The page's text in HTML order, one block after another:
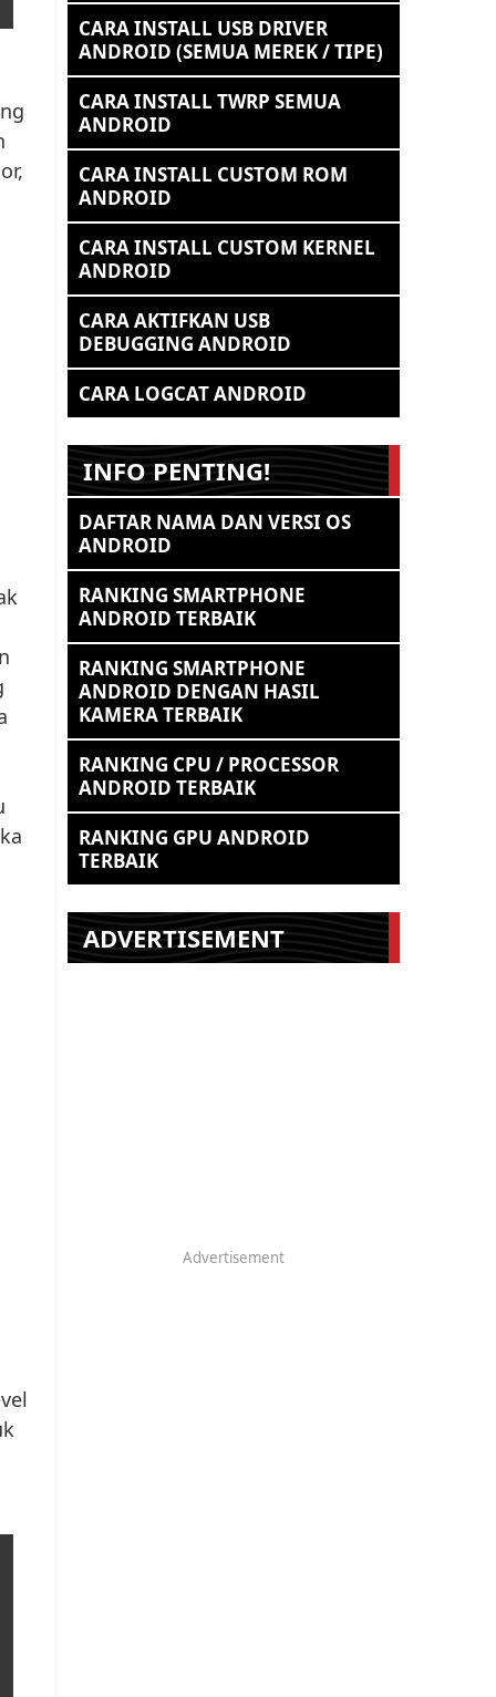
CARA INSTALL USB DRIVER
ANDROID (SEMUA MEREK / TIPE)
CARA INSTALL TWRP SEMUA
ANDROID
CARA INSTALL CUSTOM ROM
ANDROID
CARA INSTALL CUSTOM KERNEL
ANDROID
CARA AKTIFKAN USB
DEBUGGING ANDROID
CARA LOGCAT ANDROID
INFO PENTING!
DAFTAR NAMA DAN VERSI OS
ANDROID
RANKING SMARTPHONE
ANDROID TERBAIK
RANKING SMARTPHONE
ANDROID DENGAN HASIL
KAMERA TERBAIK
RANKING CPU / PROCESSOR
ANDROID TERBAIK
RANKING GPU ANDROID
TERBAIK
ADVERTISEMENT
Advertisement